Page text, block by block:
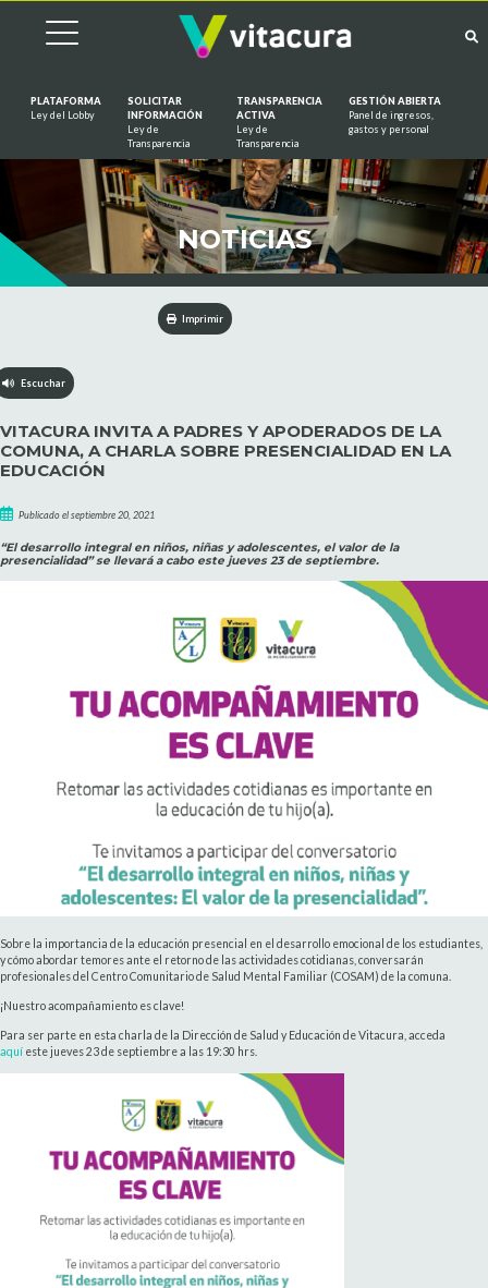
PLATAFORMA
Ley del Lobby
SOLICITAR
INFORMACIÓN
Ley de
Transparencia
TRANSPARENCIA
ACTIVA
Ley de
Transparencia
GESTIÓN ABIERTA
Panel de ingresos,
gastos y personal
NOTICIAS
Imprimir
Escuchar
VITACURA INVITA A PADRES Y APODERADOS DE LA
COMUNA, A CHARLA SOBRE PRESENCIALIDAD EN LA
EDUCACIÓN
Publicado el septiembre 20, 2021
“El desarrollo integral en niños, niñas y adolescentes, el valor de la
presencialidad” se llevará a cabo este jueves 23 de septiembre.
Sobre la importancia de la educación presencial en el desarrollo emocional de los estudiantes,
y cómo abordar temores ante el retorno de las actividades cotidianas, conversarán
profesionales del Centro Comunitario de Salud Mental Familiar (COSAM) de la comuna.
¡Nuestro acompañamiento es clave!
Para ser parte en esta charla de la Dirección de Salud y Educación de Vitacura, acceda
aquí este jueves 23 de septiembre a las 19:30 hrs.